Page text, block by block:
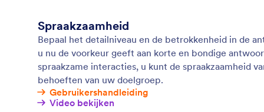
Spraakzaamheid
Bepaal het detailniveau en de betrokkenheid in de
u nu de voorkeur geeft aan korte en bondige
spraakzame interacties, u kunt de spraakzaamheid
behoeften van uw doelgroep.
Gebruikershandleiding
Video bekijken